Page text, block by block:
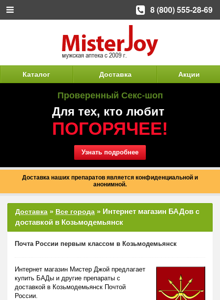
Каталог Доставка Акции
Проверенный Секс-шоп
Для тех, кто любит
ПОГОРЯЧЕЕ!
Узнать подробнее
Доставка наших препаратов является конфиденциальной и
анонимной.
Доставка » Все города » Интернет магазин БАДов с
доставкой в Козьмодемьянск
Почта России первым классом в Козьмодемьянск
Интернет магазин Мистер Джой предлагает
купить БАДы и другие препараты с
доставкой в Козьмодемьянск Почтой
России.
8 (800) 555-28-69